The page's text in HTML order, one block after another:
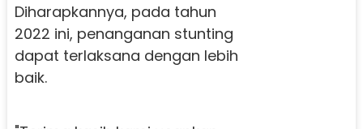
Diharapkannya, pada tahun
2022 ini, penanganan stunting
dapat terlaksana dengan lebih
baik.